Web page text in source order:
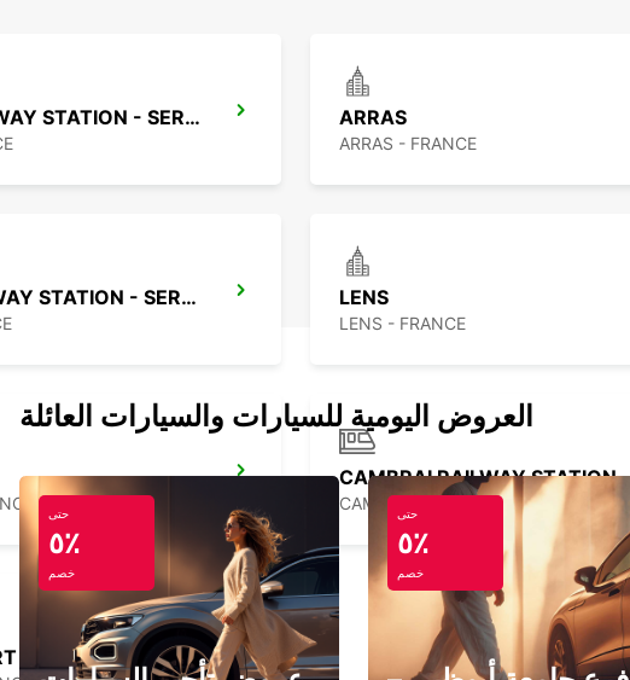
ARRAS RAILWAY STATION - SERVICE POINT ARRAS
ARRAS - FRANCE
DOUAI RAILWAY STATION - SERVICE POINT LENS
LENS - FRANCE
CAMBRAI RAILWAY STATION
CAMBRAI - FRANCE
العروض اليومية للسيارات والسيارات العائلة
حتى
٥٪
خصم
حتى
٥٪
خصم